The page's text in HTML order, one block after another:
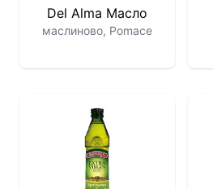
Del Alma Масло
маслиново, Pomace